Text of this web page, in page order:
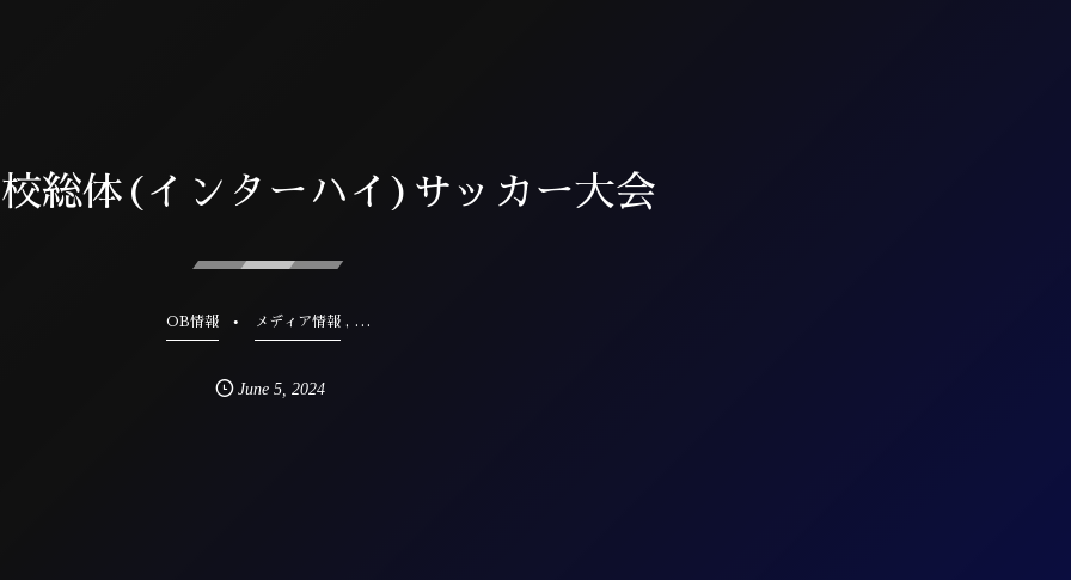
総体(インターハイ)サッカー大会
OB情報 メディア情報, …
June 5,2024